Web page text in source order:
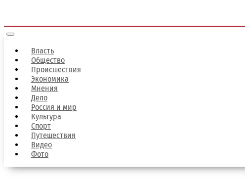
Власть
Общество
Происшествия
Экономика
Мнения
Дело
Россия и мир
Культура
Спорт
Путешествия
Видео
Фото